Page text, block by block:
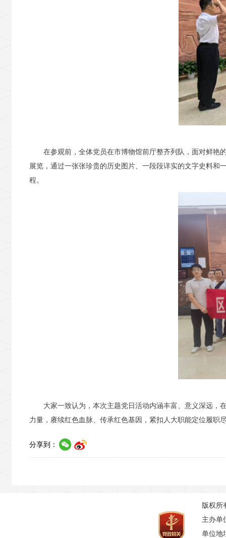
在参观前， 全体党员在市博物馆前厅整齐列队，面对鲜艳
展览，通过一张张珍贵的历史图片、一段段详实的文字史料和
程。
大家一致认为，本次主题党日活动内涵丰富、意义深远，
力量，赓续红色血脉、传承红色基因，紧扣人大职能定位履职
分享到：
版权所
主办单
单位地